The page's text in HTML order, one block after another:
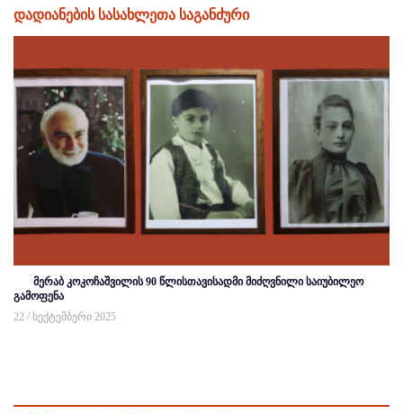
დადიანების სასახლეთა საგანძური
მერაბ კოკოჩაშვილის 90 წლისთავისადმი მიძღვნილი საიუბილეო
გამოფენა
22 / სექტემბერი 2025